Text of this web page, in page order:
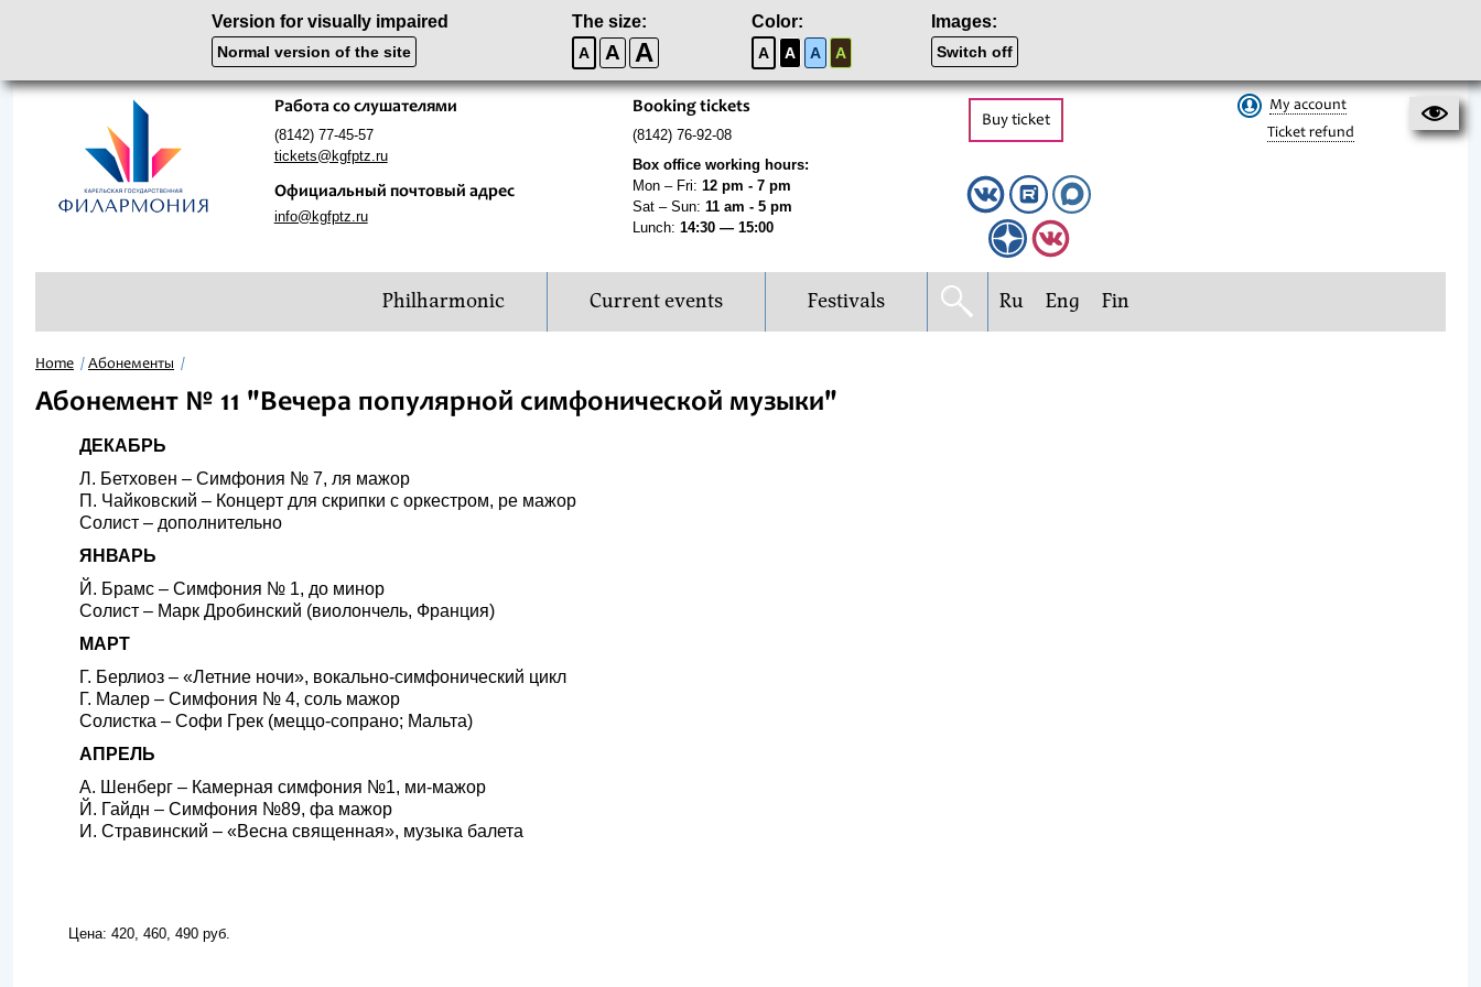
Version for visually impaired
Normal version of the site
The size:
A A A
Color:
A A A A
Images:
Switch off
Работа со слушателями
(8142) 77-45-57
tickets@kgfptz.ru
Официальный почтовый адрес
info@kgfptz.ru
Booking tickets
(8142) 76-92-08
Box office working hours:
Mon – Fri: 12 pm - 7 pm
Sat – Sun: 11 am - 5 pm
Lunch: 14:30 — 15:00
Buy ticket
My account
Ticket refund
Philharmonic Current events Festivals Ru Eng Fin
Home Абонементы
Абонемент № 11 "Вечера популярной симфонической музыки"
ДЕКАБРЬ
Л. Бетховен – Симфония № 7, ля мажор
П. Чайковский – Концерт для скрипки с оркестром, ре мажор
Солист – дополнительно
ЯНВАРЬ
Й. Брамс – Симфония № 1, до минор
Солист – Марк Дробинский (виолончель, Франция)
МАРТ
Г. Берлиоз – «Летние ночи», вокально-симфонический цикл
Г. Малер – Симфония № 4, соль мажор
Солистка – Софи Грек (меццо-сопрано; Мальта)
АПРЕЛЬ
А. Шенберг – Камерная симфония №1, ми-мажор
Й. Гайдн – Симфония №89, фа мажор
И. Стравинский – «Весна священная», музыка балета
Цена: 420, 460, 490 руб.